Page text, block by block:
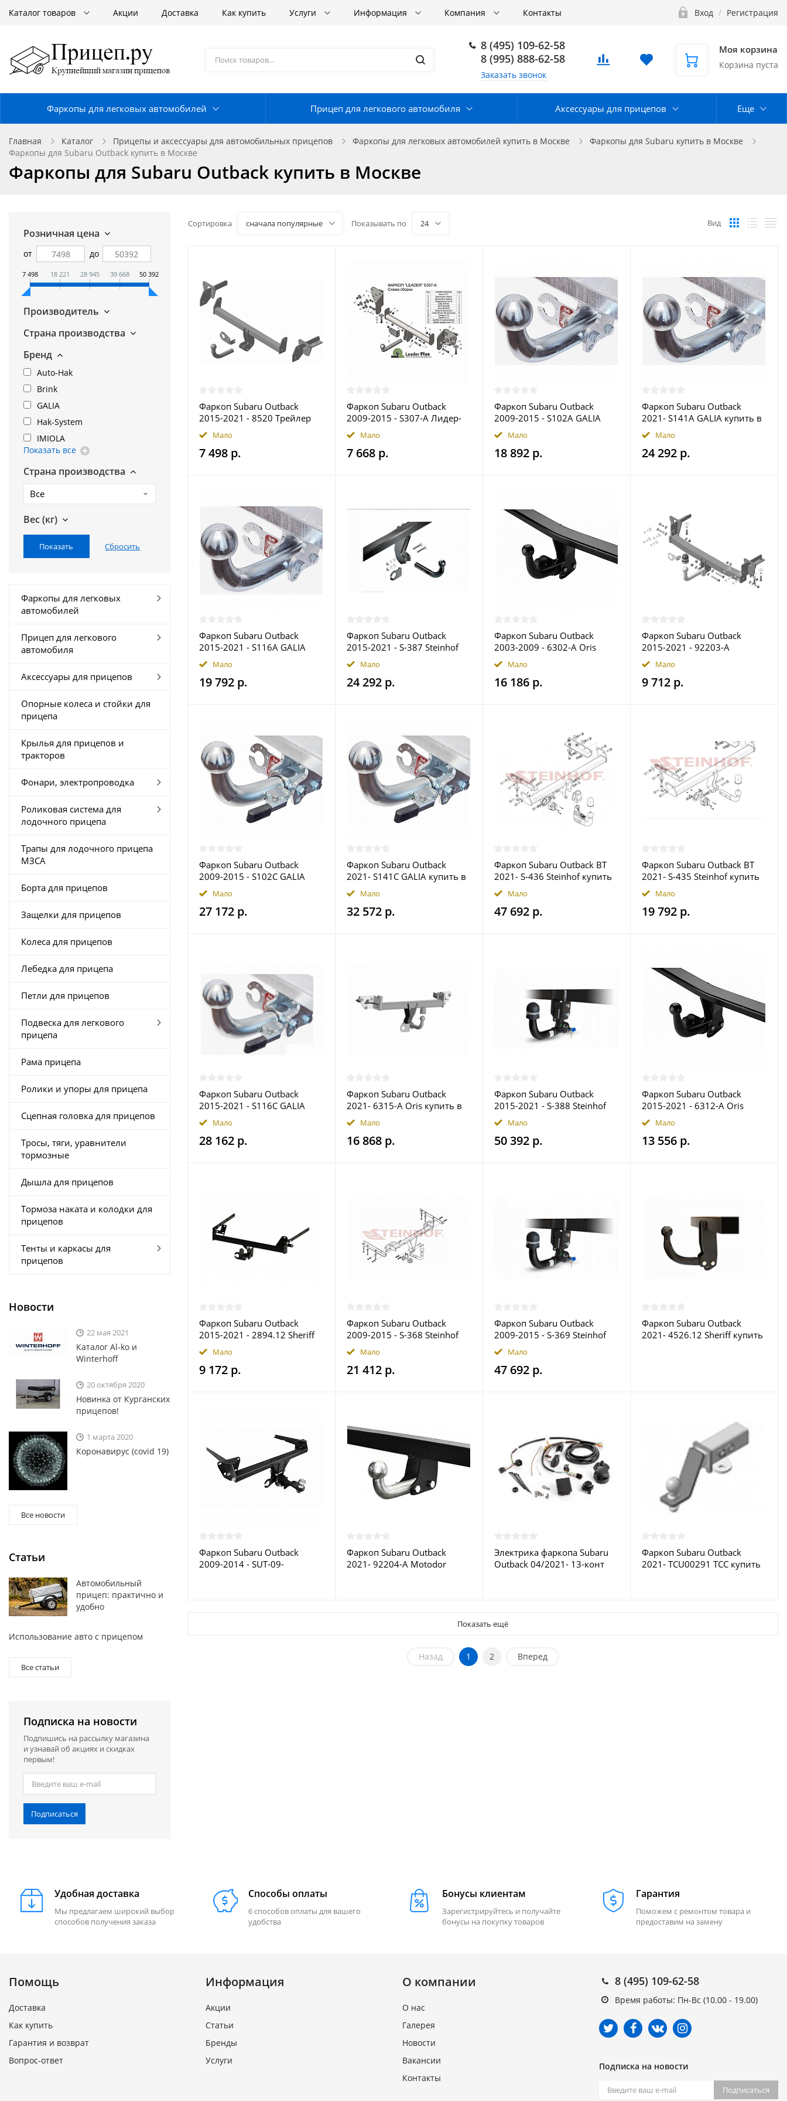
Каталог товаров Акции Доставка Как купить Услуги Информация Компания Контакты Вход / Регистрация
8 (495) 109-62-58
8 (995) 888-62-58
Заказать звонок
Моя корзина
Корзина пуста
Фаркопы для легковых автомобилей Прицеп для легкового автомобиля Аксессуары для прицепов Еще
Главная Каталог Прицепы и аксессуары для автомобильных прицепов Фаркопы для легковых автомобилей купить в Москве
Фаркопы для Subaru купить в Москве
Фаркопы для Subaru Outback купить в Москве
Фаркопы для Subaru Outback купить в Москве
Розничная цена
от до
7 498 18 221 28 945 39 668 50 392
Производитель
Страна производства
Бренд
Auto-Hak
Brink
GALIA
Hak-System
IMIOLA
Показать все
Страна производства
Все
Вес (кг)
Фаркопы для легковых
автомобилей
Прицеп для легкового
автомобиля
Аксессуары для прицепов
Опорные колеса и стойки для
прицепа
Крылья для прицепов и
тракторов
Фонари, электропроводка
Роликовая система для
лодочного прицепа
Трапы для лодочного прицепа
МЗСА
Борта для прицепов
Защелки для прицепов
Колеса для прицепов
Лебедка для прицепа
Петли для прицепов
Подвеска для легкового
прицепа
Рама прицепа
Ролики и упоры для прицепа
Сцепная головка для прицепов
Тросы, тяги, уравнители
тормозные
Дышла для прицепов
Тормоза наката и колодки для
прицепов
Тенты и каркасы для
прицепов
Новости
22 мая 2021
Каталог Al-ko и
Winterhoff
20 октября 2020
Новинка от Курганских
прицепов!
1 марта 2020
Коронавирус (covid 19)
Все новости
Статьи
Автомобильный
прицеп: практично и
удобно
Использование авто с прицепом
Все статьи
Подписка на новости
Подпишись на рассылку магазина
и узнавай об акциях и скидках
первым!
Подписаться
Сортировка сначала популярные Показывать по 24 Вид
Фаркоп Subaru Outback
2015-2021 - 8520 Трейлер
купить в Москве
Мало
7 498 р.
Фаркоп Subaru Outback
2009-2015 - S307-A Лидер-
плюс купить в Москве
Мало
7 668 р.
Фаркоп Subaru Outback
2009-2015 - S102A GALIA
купить в Москве
Мало
18 892 р.
Фаркоп Subaru Outback
2021- S141A GALIA купить в
Москве
Мало
24 292 р.
Фаркоп Subaru Outback
2015-2021 - S116A GALIA
купить в Москве
Мало
19 792 р.
Фаркоп Subaru Outback
2015-2021 - S-387 Steinhof
купить в Москве
Мало
24 292 р.
Фаркоп Subaru Outback
2003-2009 - 6302-A Oris
купить в Москве
Мало
16 186 р.
Фаркоп Subaru Outback
2015-2021 - 92203-A
Motodor купить в Москве
Мало
9 712 р.
Фаркоп Subaru Outback
2009-2015 - S102C GALIA
купить в Москве
Мало
27 172 р.
Фаркоп Subaru Outback
2021- S141C GALIA купить в
Москве
Мало
32 572 р.
Фаркоп Subaru Outback BT
2021- S-436 Steinhof купить
в Москве
Мало
47 692 р.
Фаркоп Subaru Outback BT
2021- S-435 Steinhof купить
в Москве
Мало
19 792 р.
Фаркоп Subaru Outback
2015-2021 - S116C GALIA
купить в Москве
Мало
28 162 р.
Фаркоп Subaru Outback
2021- 6315-A Oris купить в
Москве
Мало
16 868 р.
Фаркоп Subaru Outback
2015-2021 - S-388 Steinhof
купить в Москве
Мало
50 392 р.
Фаркоп Subaru Outback
2015-2021 - 6312-A Oris
купить в Москве
Мало
13 556 р.
Фаркоп Subaru Outback
2015-2021 - 2894.12 Sheriff
купить в Москве
Мало
9 172 р.
Фаркоп Subaru Outback
2009-2015 - S-368 Steinhof
купить в Москве
Мало
21 412 р.
Фаркоп Subaru Outback
2009-2015 - S-369 Steinhof
купить в Москве
Мало
47 692 р.
Фаркоп Subaru Outback
2021- 4526.12 Sheriff купить
Фаркоп Subaru Outback
2009-2014 - SUT-09-
Фаркоп Subaru Outback
2021- 92204-A Motodor
Электрика фаркопа Subaru
Outback 04/2021- 13-конт
Фаркоп Subaru Outback
2021- TCU00291 ТСС купить
Показать ещё
Назад 1 2 Вперед
Удобная доставка
Мы предлагаем широкий выбор
способов получения заказа
Способы оплаты
6 способов оплаты для вашего
удобства
Бонусы клиентам
Зарегистрируйтесь и получайте
бонусы на покупку товаров
Гарантия
Поможем с ремонтом товара и
предоставим на замену
Помощь
Доставка
Как купить
Гарантия и возврат
Вопрос-ответ
Информация
Акции
Статьи
Бренды
Услуги
О компании
О нас
Галерея
Новости
Вакансии
Контакты
8 (495) 109-62-58
Время работы: Пн-Вс (10.00 - 19.00)
Подписка на новости
Подписаться